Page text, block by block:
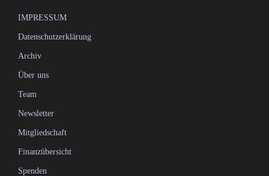
IMPRESSUM
Datenschutzerklärung
Archiv
Über uns
Team
Newsletter
Mitgliedschaft
Finanzübersicht
Spenden